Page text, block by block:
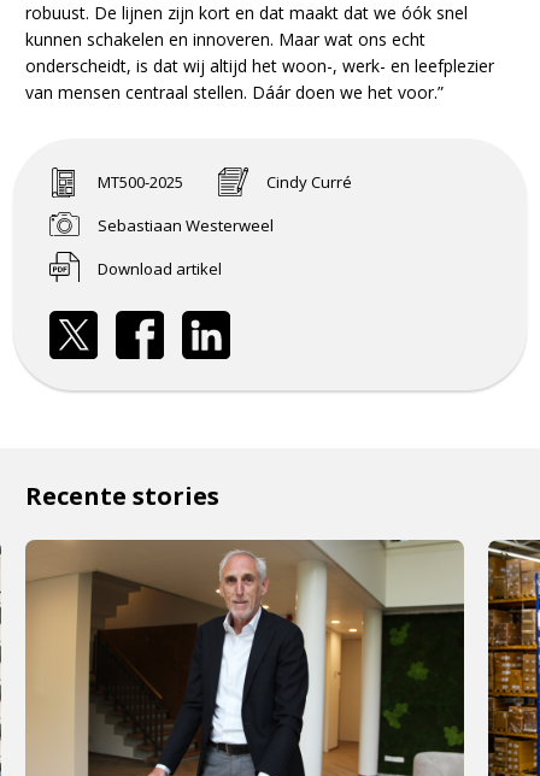
robuust. De lijnen zijn kort en dat maakt dat we óók snel
kunnen schakelen en innoveren. Maar wat ons echt
onderscheidt, is dat wij altijd het woon-, werk- en leefplezier
van mensen centraal stellen. Dáár doen we het voor.”
MT500-2025
Cindy Curré
Sebastiaan Westerweel
Download artikel
Recente stories